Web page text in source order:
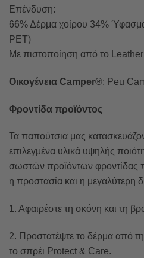
Επένδυση:
66% Δέρμα χοίρου 34%
PET)
Με πιστοποίηση από το
Οικογένεια Camper®: Peu
Φροντίδα προϊόντος
Τα παπούτσια μας
επιλεγμένα υλικά υψηλής
σωστών προϊόντων φροντίδας
η προστασία και η μεγαλύτερη
1. Αφαιρέστε τη σκόνη και τη
2. Προστατέψτε το δέρμα από
το σπρέι Protect & Care.